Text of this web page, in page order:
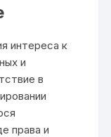
интереса к
и
в
права и